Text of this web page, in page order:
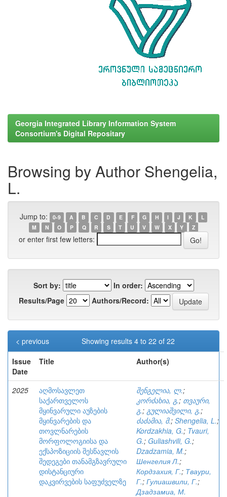
Georgia Integrated Library Information System
Consortium's Digital Repositary
Browsing by Author Shengelia,
L.
Jump to: 0-9 A B C D E F G H I J K
L
M
N O P Q R S T U V W X Y Z
or enter first few letters:
Sort by:
In order:
Results/Page
Authors/Record:
Showing results 4 to 22 of 22
< previous
Issue
Date
Title Author(s)
2025
აღმოსავლეთ
საქართველოს
მყინვარული აუზების
მყინვარების და
თოვლნარების
მორფოლოგიისა და
ექსპოზიციის შესწავლის
შედეგები თანამგზავრული
დისტანციური
დაკვირვების საფუძველზე
შენგელია, ლ.;
კორძახია, გ.; თვაური,
გ.; გულიაშვილი, გ.;
ძაძამია, მ.; Shengelia, L.;
Kordzakhia, G.; Tvauri,
G.; Guliashvili, G.;
Dzadzamia, M.;
Шенгелия Л.;
Кордзахия, Г.; Тваури,
Г.; Гулиашвили, Г.;
Дзадзамиа, М.